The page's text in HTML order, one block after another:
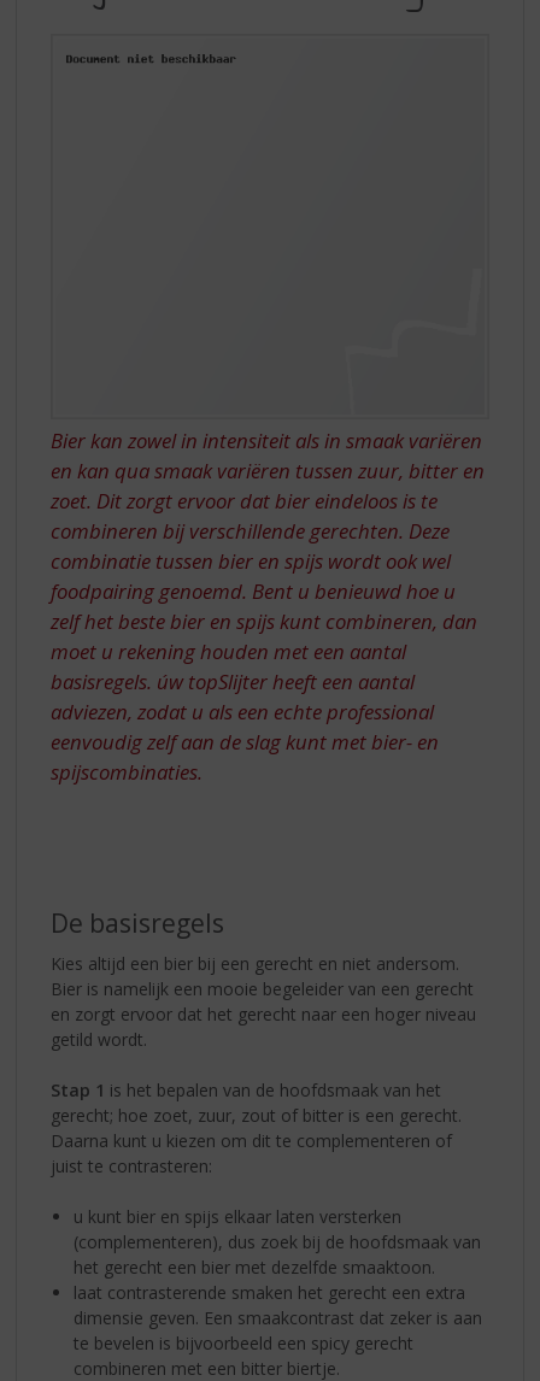
HEERLIJK
TIJDENS
Bier kan zowel in intensiteit als in smaak variëren
en kan qua smaak variëren tussen zuur, bitter en
zoet. Dit zorgt ervoor dat bier eindeloos is te
combineren bij verschillende gerechten. Deze
combinatie tussen bier en spijs wordt ook wel
foodpairing genoemd. Bent u benieuwd hoe u
zelf het beste bier en spijs kunt combineren, dan
moet u rekening houden met een aantal
basisregels. úw topSlijter heeft een aantal
adviezen, zodat u als een echte professional
eenvoudig zelf aan de slag kunt met bier- en
spijscombinaties.
De basisregels
Kies altijd een bier bij een gerecht en niet andersom.
Bier is namelijk een mooie begeleider van een gerecht
en zorgt ervoor dat het gerecht naar een hoger niveau
getild wordt.
Stap 1 is het bepalen van de hoofdsmaak van het
gerecht; hoe zoet, zuur, zout of bitter is een gerecht.
Daarna kunt u kiezen om dit te complementeren of
juist te contrasteren:
u kunt bier en spijs elkaar laten versterken
(complementeren), dus zoek bij de hoofdsmaak van
het gerecht een bier met dezelfde smaaktoon.
laat contrasterende smaken het gerecht een extra
dimensie geven. Een smaakcontrast dat zeker is aan
te bevelen is bijvoorbeeld een spicy gerecht
combineren met een bitter biertje.